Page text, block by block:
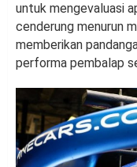
untuk mengevaluasi
cenderung menurun
memberikan
performa pembalap